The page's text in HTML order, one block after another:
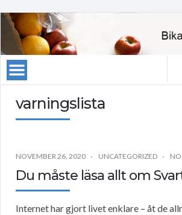
varningslista
NOVEMBER 26, 2020 UNCATEGORIZED
Du måste läsa allt om
Internet har gjort livet enklare – åt de